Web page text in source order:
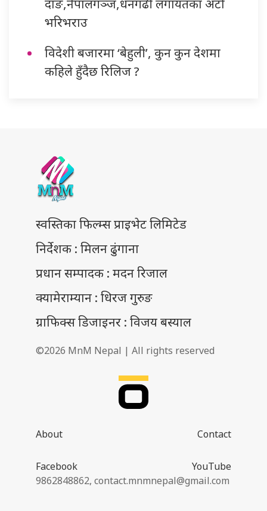
दाङ,नेपालगञ्ज,धनगढी लगायतका अटो
भरिभराउ
विदेशी बजारमा ‘बेहुली’, कुन कुन देशमा
कहिले हुँदैछ रिलिज ?
स्वस्तिका फिल्म्स प्राइभेट लिमिटेड
निर्देशक : मिलन ढुंगाना
प्रधान सम्पादक : मदन रिजाल
क्यामेराम्यान : धिरज गुरुङ
ग्राफिक्स डिजाइनर : विजय बस्याल
©2026 MnM Nepal | All rights reserved
About Contact
Facebook
YouTube
9862848862, contact.mnmnepal@gmail.com